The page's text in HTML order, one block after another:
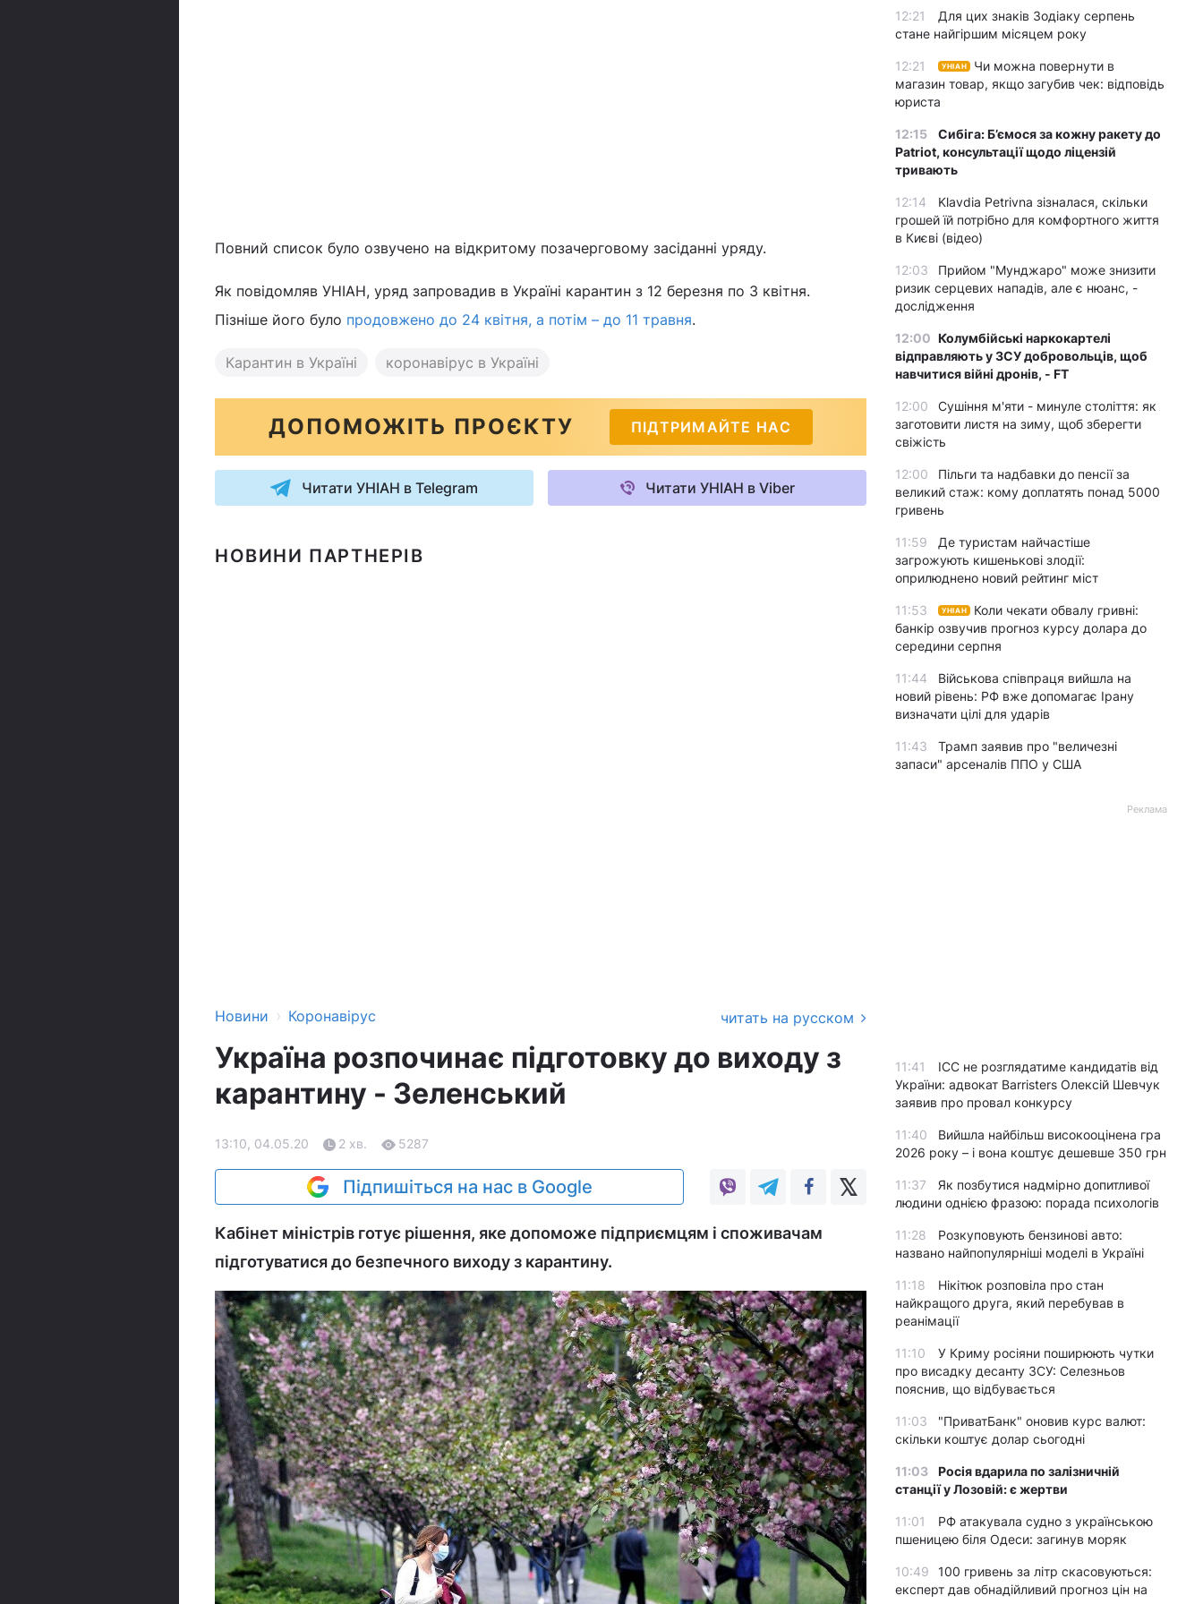
Повний список було озвучено на відкритому позачерговому засіданні уряду.
Як повідомляв УНІАН, уряд запровадив в Україні карантин з 12 березня по 3 квітня.
Пізніше його було продовжено до 24 квітня, а потім – до 11 травня.
Карантин в Україні коронавірус в Україні
ДОПОМОЖІТЬ ПРОЄКТУ ПІДТРИМАЙТЕ НАС
Читати УНІАН в Telegram Читати УНІАН в Viber
НОВИНИ ПАРТНЕРІВ
Новини › Коронавірус читать на русском
Україна розпочинає підготовку до виходу з
карантину - Зеленський
13:10, 04.05.20 2 хв. 5287
Підпишіться на нас в Google
Кабінет міністрів готує рішення, яке допоможе підприємцям і споживачам
підготуватися до безпечного виходу з карантину.
12:21
Для цих знаків Зодіаку серпень
стане найгіршим місяцем року
12:21 УНІАН
Чи можна повернути в
магазин товар, якщо загубив чек: відповідь
юриста
12:15
Сибіга: Б’ємося за кожну ракету до
Patriot, консультації щодо ліцензій
тривають
12:14
Klavdia Petrivna зізналася, скільки
грошей їй потрібно для комфортного життя
в Києві (відео)
12:03
Прийом "Мунджаро" може знизити
ризик серцевих нападів, але є нюанс, -
дослідження
12:00 Колумбійські наркокартелі
відправляють у ЗСУ добровольців, щоб
навчитися війні дронів, - FT
12:00
Сушіння м'яти - минуле століття: як
заготовити листя на зиму, щоб зберегти
свіжість
12:00
Пільги та надбавки до пенсії за
великий стаж: кому доплатять понад 5000
гривень
11:59
Де туристам найчастіше
загрожують кишенькові злодії:
оприлюднено новий рейтинг міст
11:53 УНІАН
Коли чекати обвалу гривні:
банкір озвучив прогноз курсу долара до
середини серпня
11:44
Військова співпраця вийшла на
новий рівень: РФ вже допомагає Ірану
визначати цілі для ударів
11:43
Трамп заявив про "величезні
запаси" арсеналів ППО у США
Реклама
11:41
ICC не розглядатиме кандидатів від
України: адвокат Barristers Олексій Шевчук
заявив про провал конкурсу
11:40
Вийшла найбільш високооцінена гра
2026 року – і вона коштує дешевше 350 грн
11:37
Як позбутися надмірно допитливої
людини однією фразою: порада психологів
11:28
Розкуповують бензинові авто:
названо найпопулярніші моделі в Україні
11:18
Нікітюк розповіла про стан
найкращого друга, який перебував в
реанімації
11:10
У Криму росіяни поширюють чутки
про висадку десанту ЗСУ: Селезньов
пояснив, що відбувається
11:03
"ПриватБанк" оновив курс валют:
скільки коштує долар сьогодні
11:03
Росія вдарила по залізничній
станції у Лозовій: є жертви
11:01
РФ атакувала судно з українською
пшеницею біля Одеси: загинув моряк
10:49
100 гривень за літр скасовуються:
експерт дав обнадійливий прогноз цін на